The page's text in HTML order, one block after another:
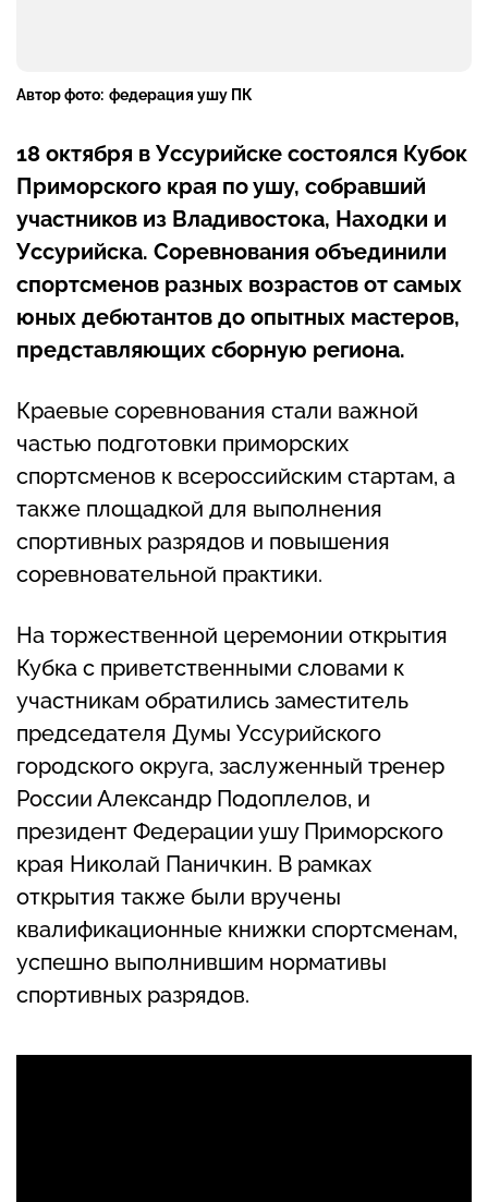
Автор фото: федерация ушу ПК
18 октября в Уссурийске состоялся Кубок
Приморского края по ушу, собравший
участников из Владивостока, Находки и
Уссурийска. Соревнования объединили
спортсменов разных возрастов от самых
юных дебютантов до опытных мастеров,
представляющих сборную региона.
Краевые соревнования стали важной
частью подготовки приморских
спортсменов к всероссийским стартам, а
также площадкой для выполнения
спортивных разрядов и повышения
соревновательной практики.
На торжественной церемонии открытия
Кубка с приветственными словами к
участникам обратились заместитель
председателя Думы Уссурийского
городского округа, заслуженный тренер
России Александр Подоплелов, и
президент Федерации ушу Приморского
края Николай Паничкин. В рамках
открытия также были вручены
квалификационные книжки спортсменам,
успешно выполнившим нормативы
спортивных разрядов.